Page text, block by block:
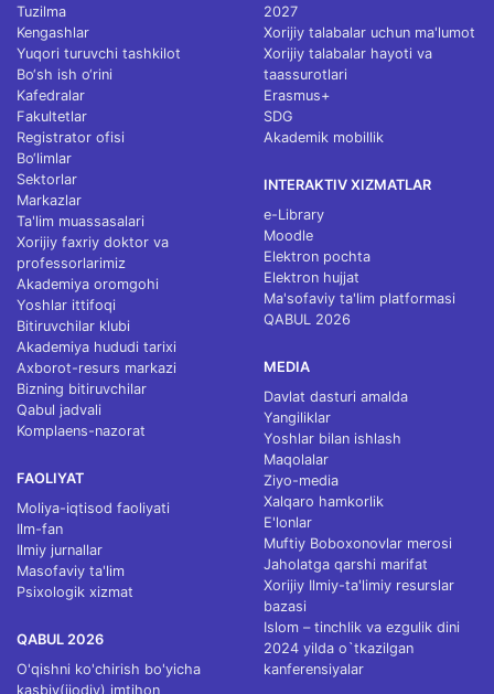
Tuzilma
Kengashlar
Yuqori turuvchi tashkilot
Bo‘sh ish o‘rini
Kafedralar
Fakultetlar
Registrator ofisi
Bo‘limlar
Sektorlar
Markazlar
Ta'lim muassasalari
Xorijiy faxriy doktor va
professorlarimiz
Akademiya oromgohi
Yoshlar ittifoqi
Bitiruvchilar klubi
Akademiya hududi tarixi
Axborot-resurs markazi
Bizning bitiruvchilar
Qabul jadvali
Komplaens-nazorat
FAOLIYAT
Moliya-iqtisod faoliyati
Ilm-fan
Ilmiy jurnallar
Masofaviy ta'lim
Psixologik xizmat
QABUL 2026
O'qishni ko'chirish bo'yicha
kasbiy(ijodiy) imtihon
2027
Xorijiy talabalar uchun ma'lumot
Xorijiy talabalar hayoti va
taassurotlari
Erasmus+
SDG
Akademik mobillik
INTERAKTIV XIZMATLAR
e-Library
Moodle
Elektron pochta
Elektron hujjat
Ma'sofaviy ta'lim platformasi
QABUL 2026
MEDIA
Davlat dasturi amalda
Yangiliklar
Yoshlar bilan ishlash
Maqolalar
Ziyo-media
Xalqaro hamkorlik
E'lonlar
Muftiy Boboxonovlar merosi
Jaholatga qarshi marifat
Xorijiy Ilmiy-ta'limiy resurslar
bazasi
Islom – tinchlik va ezgulik dini
2024 yilda o`tkazilgan
kanferensiyalar